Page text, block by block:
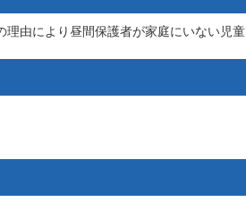
由により昼間保護者が家庭にいない児童